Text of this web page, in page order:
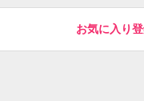
お気に入り